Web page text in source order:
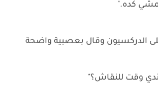
كده."
الدركسيون وقال بعصبية واضحة
وقت للنقاش؟"